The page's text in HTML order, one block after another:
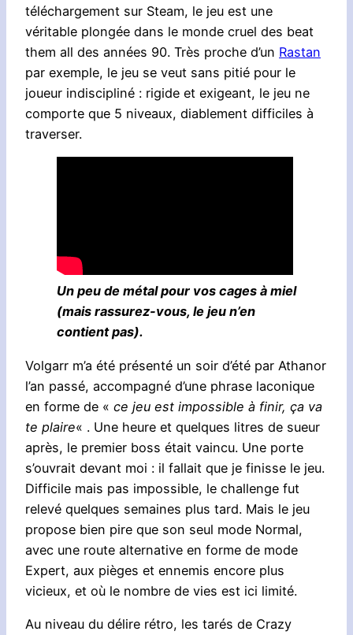
téléchargement sur Steam, le jeu est une
véritable plongée dans le monde cruel des beat
them all des années 90. Très proche d’un Rastan
par exemple, le jeu se veut sans pitié pour le
joueur indiscipliné : rigide et exigeant, le jeu ne
comporte que 5 niveaux, diablement difficiles à
traverser.
Un peu de métal pour vos cages à miel
(mais rassurez-vous, le jeu n’en
contient pas).
Volgarr m’a été présenté un soir d’été par Athanor
l’an passé, accompagné d’une phrase laconique
en forme de « ce jeu est impossible à finir, ça va
te plaire« . Une heure et quelques litres de sueur
après, le premier boss était vaincu. Une porte
s’ouvrait devant moi : il fallait que je finisse le jeu.
Difficile mais pas impossible, le challenge fut
relevé quelques semaines plus tard. Mais le jeu
propose bien pire que son seul mode Normal,
avec une route alternative en forme de mode
Expert, aux pièges et ennemis encore plus
vicieux, et où le nombre de vies est ici limité.
Au niveau du délire rétro, les tarés de Crazy